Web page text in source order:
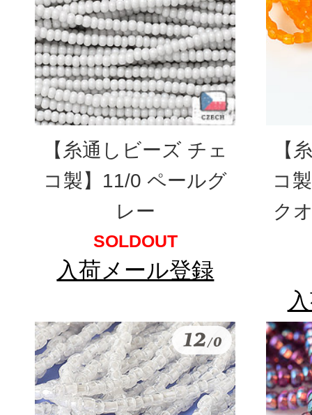
【糸通しビーズ チェ
コ製】11/0 ペールグ
レー
SOLDOUT
入荷メール登録
【
コ
ク